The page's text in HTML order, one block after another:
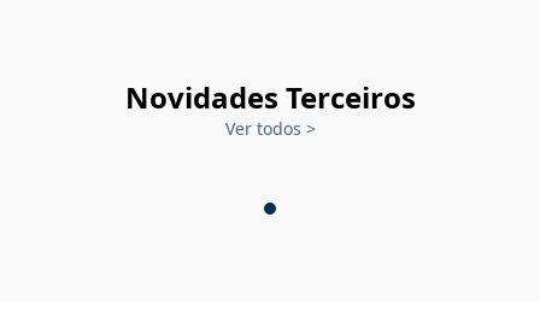
Novidades Terceiros
Ver todos >